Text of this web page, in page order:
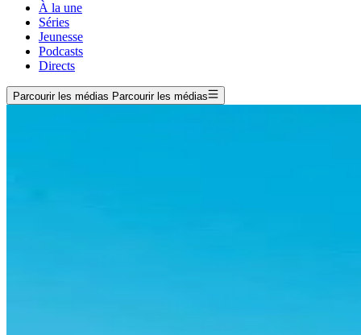
À la une
Séries
Jeunesse
Podcasts
Directs
Parcourir les médias Parcourir les médias